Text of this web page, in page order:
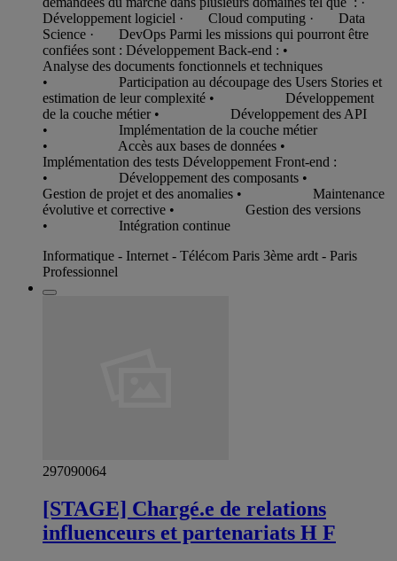
Développement logiciel · Cloud computing · Data
Science · DevOps Parmi les missions qui pourront être
confiées sont : Développement Back-end : •
Analyse des documents fonctionnels et techniques
• Participation au découpage des Users Stories et
estimation de leur complexité • Développement
de la couche métier • Développement des API
• Implémentation de la couche métier
• Accès aux bases de données •
Implémentation des tests Développement Front-end :
• Développement des composants •
Gestion de projet et des anomalies • Maintenance
évolutive et corrective • Gestion des versions
• Intégration continue
Informatique - Internet - Télécom Paris 3ème ardt - Paris
Professionnel
297090064
[STAGE] Chargé.e de relations
influenceurs et partenariats H F